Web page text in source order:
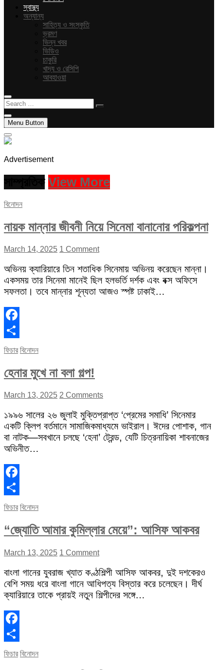
স্বাস্থ্য
অন্যান্য
সাহিত্য ও সংস্কৃতি
ভ্রমণ
ভিন্ন খবর
ভিডিও
চাকুরি
খাদ্য ও রেসিপি
আবহাওয়া
Search
…
Menu Button
Advertisement
View More
বিনোদন
নায়ক মান্নার জীবনী নিয়ে সিনেমা বানানোর পরিকল্পনা
March 14, 2025 1 Comment
অভিনয় ক্যারিয়ারে তিন শতাধিক সিনেমায় অভিনয় করেছেন মান্না।
একসময় তার সিনেমা মানেই ছিল হলভর্তি দর্শক এবং বক্স অফিসে
সফলতা। তবে মান্নার শূন্যতা আজও স্পষ্ট ঢাকাই…
Facebook
Share
ফিচার বিনোদন
হেনার মুখে না বলা গল্প!
March 13, 2025 2 Comments
১৯৯৬ সালের ২৬ জুলাই মুক্তিপ্রাপ্ত ‘প্রেমের সমাধি’ সিনেমার
একটি ক্লিপ বর্তমানে সামাজিকমাধ্যমে ভাইরাল। ঈদের পোশাক, গান
বা নাটক—সবখানে চলছে ‘হেনা’ ট্রেন্ড, যেটি চিত্রনায়িকা শাবনাজের
অভিনীত…
Facebook
Share
ফিচার বিনোদন
“জ্যোতি আমার কুমিল্লার মেয়ে”: আসিফ আকবর
March 13, 2025 1 Comment
বাংলা গানের যুবরাজ খ্যাত কণ্ঠশিল্পী আসিফ আকবর, দুই দশকেরও
বেশি সময় ধরে বাংলা গানে আধিপত্য বিস্তার করে চলেছেন। দীর্ঘ
ক্যারিয়ারে তাকে প্রায়ই নতুন শিল্পীদের সঙ্গে…
Facebook
Share
ফিচার বিনোদন